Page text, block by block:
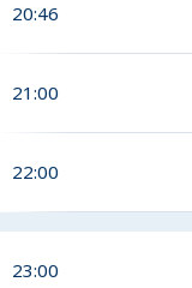
20:46
21:00
22:00
23:00